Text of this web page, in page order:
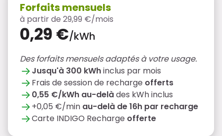
Forfaits mensuels
à partir de 29,99 €/mois
0,29 €/kWh
Des forfaits mensuels adaptés à votre usage.
Jusqu'à 300 kWhinclus par mois
Frais de session de recharge offerts
0,55 €/kWh au-delàdes kWh inclus
+0,05 €/min au-delà de 16h par recharge
Carte INDIGO Recharge offerte